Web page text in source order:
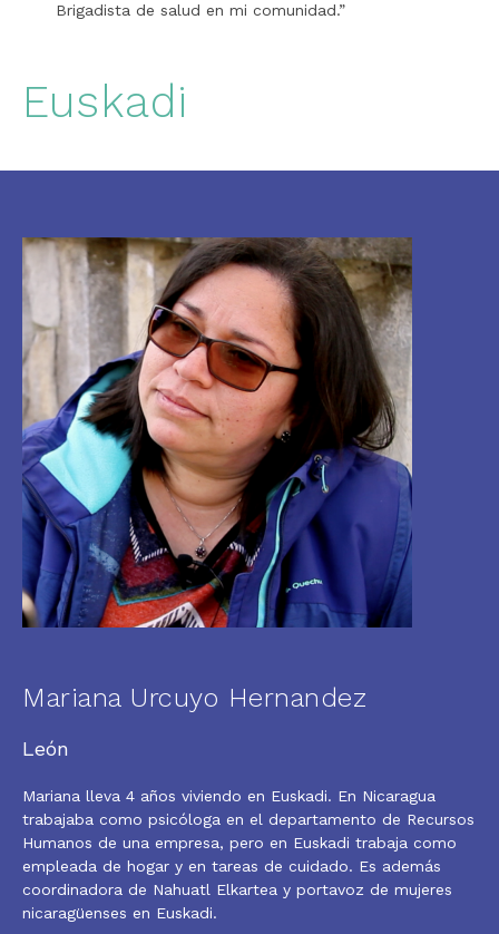
Brigadista de salud en mi comunidad.”
Euskadi
Mariana Urcuyo Hernandez
León
Mariana lleva 4 años viviendo en Euskadi. En Nicaragua
trabajaba como psicóloga en el departamento de Recursos
Humanos de una empresa, pero en Euskadi trabaja como
empleada de hogar y en tareas de cuidado. Es además
coordinadora de Nahuatl Elkartea y portavoz de mujeres
nicaragüenses en Euskadi.